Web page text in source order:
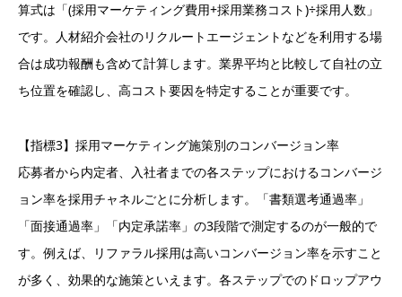
算式は「(採用マーケティング費用+採用業務コスト)÷採用人数」
です。人材紹介会社のリクルートエージェントなどを利用する場
合は成功報酬も含めて計算します。業界平均と比較して自社の立
ち位置を確認し、高コスト要因を特定することが重要です。
【指標3】採用マーケティング施策別のコンバージョン率
応募者から内定者、入社者までの各ステップにおけるコンバージ
ョン率を採用チャネルごとに分析します。「書類選考通過率」
「面接通過率」「内定承諾率」の3段階で測定するのが一般的で
す。例えば、リファラル採用は高いコンバージョン率を示すこと
が多く、効果的な施策といえます。各ステップでのドロップアウ